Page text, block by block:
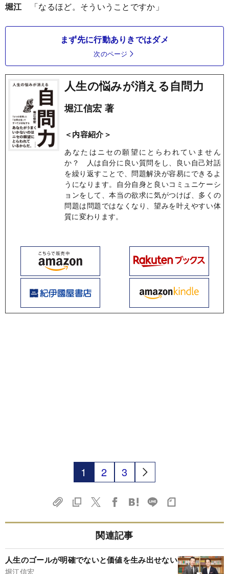
堀江「なるほど。そういうことですか」
まず先に行動ありきではダメ
次のページ
人生の悩みが消える自問力
堀江信宏 著
＜内容紹介＞
あなたはニセの願望にとらわれていません
か？ 人は自分に良い質問をし、良い自己対話
を繰り返すことで、問題解決が容易にできるよ
うになります。自分自身と良いコミュニケーシ
ョンをして、本当の欲求に気がつけば、多くの
問題は問題ではなくなり、望みを叶えやすい体
質に変わります。
1 2 3
関連記事
人生のゴールが明確でないと価値を生み出せない
堀江信宏